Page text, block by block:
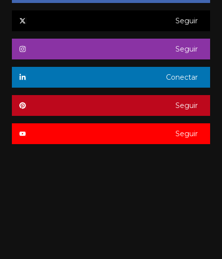
Seguir
Seguir
Conectar
Seguir
Seguir